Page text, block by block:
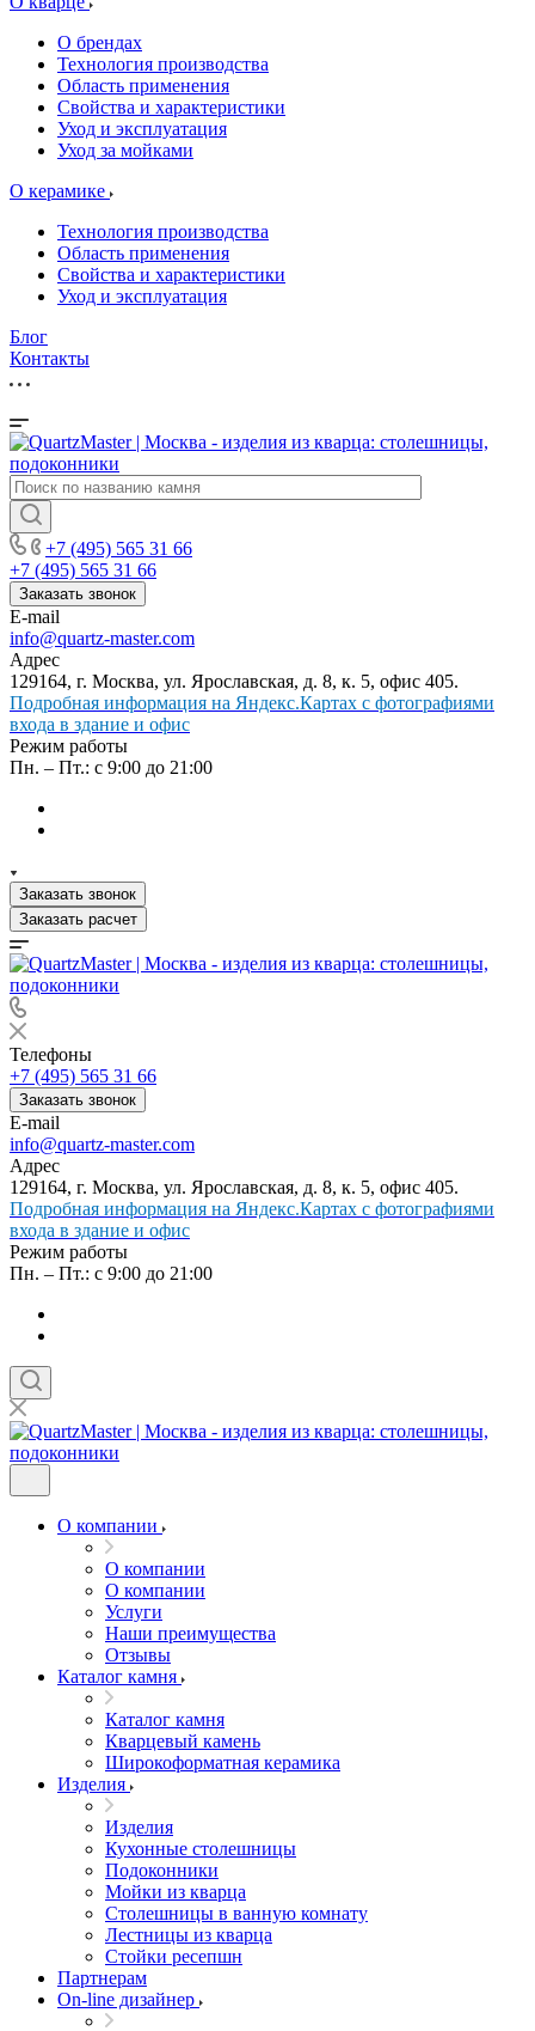
О брендах
Технология производства
Область применения
Свойства и характеристики
Уход и эксплуатация
Уход за мойками
О керамике
Технология производства
Область применения
Свойства и характеристики
Уход и эксплуатация
Блог
Контакты
+7 (495) 565 31 66
+7 (495) 565 31 66
Заказать звонок
E-mail
info@quartz-master.com
Адрес
129164, г. Москва, ул. Ярославская, д. 8, к. 5, офис 405.
Подробная информация на Яндекс.Картах с фотографиями
входа в здание и офис
Режим работы
Пн. – Пт.: с 9:00 до 21:00
Заказать звонок
Заказать расчет
Телефоны
+7 (495) 565 31 66
Заказать звонок
E-mail
info@quartz-master.com
Адрес
129164, г. Москва, ул. Ярославская, д. 8, к. 5, офис 405.
Подробная информация на Яндекс.Картах с фотографиями
входа в здание и офис
Режим работы
Пн. – Пт.: с 9:00 до 21:00
О компании
О компании
О компании
Услуги
Наши преимущества
Отзывы
Каталог камня
Каталог камня
Кварцевый камень
Широкоформатная керамика
Изделия
Изделия
Кухонные столешницы
Подоконники
Мойки из кварца
Столешницы в ванную комнату
Лестницы из кварца
Стойки ресепшн
Партнерам
On-line дизайнер